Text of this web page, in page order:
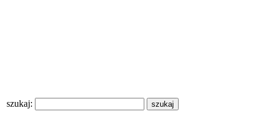
szukaj: